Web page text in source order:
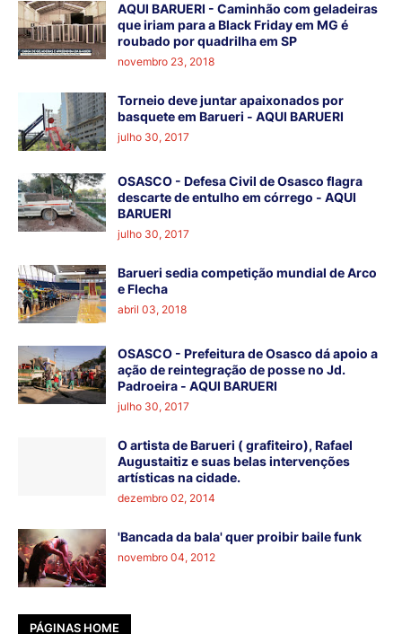
AQUI BARUERI - Caminhão com geladeiras
que iriam para a Black Friday em MG é
roubado por quadrilha em SP
novembro 23, 2018
Torneio deve juntar apaixonados por
basquete em Barueri - AQUI BARUERI
julho 30, 2017
OSASCO - Defesa Civil de Osasco flagra
descarte de entulho em córrego - AQUI
BARUERI
julho 30, 2017
Barueri sedia competição mundial de Arco
e Flecha
abril 03, 2018
OSASCO - Prefeitura de Osasco dá apoio a
ação de reintegração de posse no Jd.
Padroeira - AQUI BARUERI
julho 30, 2017
O artista de Barueri ( grafiteiro), Rafael
Augustaitiz e suas belas intervenções
artísticas na cidade.
dezembro 02, 2014
'Bancada da bala' quer proibir baile funk
novembro 04, 2012
PÁGINAS HOME